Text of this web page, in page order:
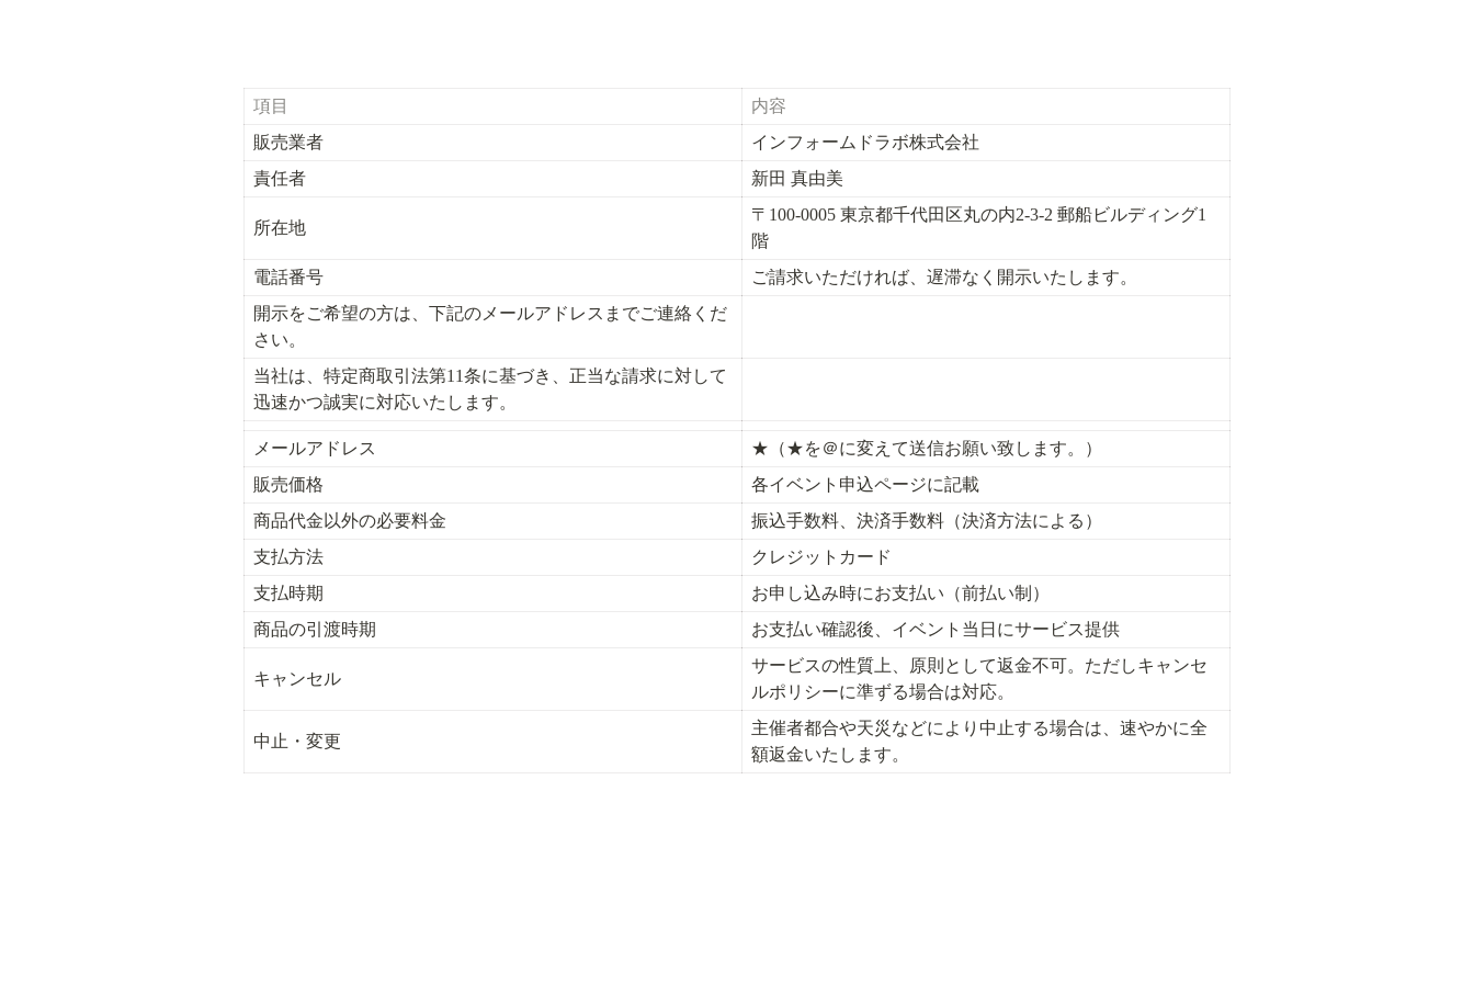
項目
内容
販売業者
インフォームドラボ株式会社
責任者
新田 真由美
所在地
〒100-0005 東京都千代田区丸の内2-3-2 郵船ビルディング1
階
電話番号
ご請求いただければ、遅滞なく開示いたします。
開示をご希望の方は、下記のメールアドレスまでご連絡くだ
さい。
当社は、特定商取引法第11条に基づき、正当な請求に対して
迅速かつ誠実に対応いたします。
メールアドレス
★（★を＠に変えて送信お願い致します。）
販売価格
各イベント申込ページに記載
商品代金以外の必要料金
振込手数料、決済手数料（決済方法による）
支払方法
クレジットカード
支払時期
お申し込み時にお支払い（前払い制）
商品の引渡時期
お支払い確認後、イベント当日にサービス提供
キャンセル
サービスの性質上、原則として返金不可。ただしキャンセ
ルポリシーに準ずる場合は対応。
中止・変更
主催者都合や天災などにより中止する場合は、速やかに全
額返金いたします。